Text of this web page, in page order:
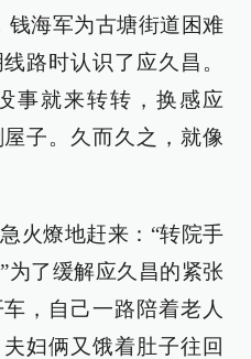
钱海军为古塘街道困难
路时认识了应久昌。
事就来转转，换感应
子。久而久之，就像
火燎地赶来：“转院手
为了缓解应久昌的紧张
，自己一路陪着老人
妇俩又饿着肚子往回